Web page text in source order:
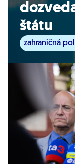
štátu
zahraničná